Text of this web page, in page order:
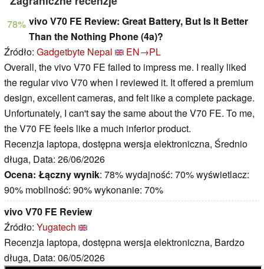
78% vivo V70 FE Review: Great Battery, But Is It Better
Than the Nothing Phone (4a)?
Źródło: Gadgetbyte Nepal
EN→PL
Overall, the vivo V70 FE failed to impress me. I really liked
the regular vivo V70 when I reviewed it. It offered a premium
design, excellent cameras, and felt like a complete package.
Unfortunately, I can't say the same about the V70 FE. To me,
the V70 FE feels like a much inferior product.
Recenzja laptopa, dostępna wersja elektroniczna, Średnio
długa, Data: 26/06/2026
Ocena: Łączny wynik: 78% wydajność: 70% wyświetlacz:
90% mobilność: 90% wykonanie: 70%
vivo V70 FE Review
Źródło: Yugatech
Recenzja laptopa, dostępna wersja elektroniczna, Bardzo
długa, Data: 06/05/2026